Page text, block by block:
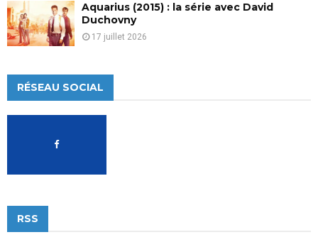
Aquarius (2015) : la série avec David
Duchovny
17 juillet 2026
RÉSEAU SOCIAL
RSS